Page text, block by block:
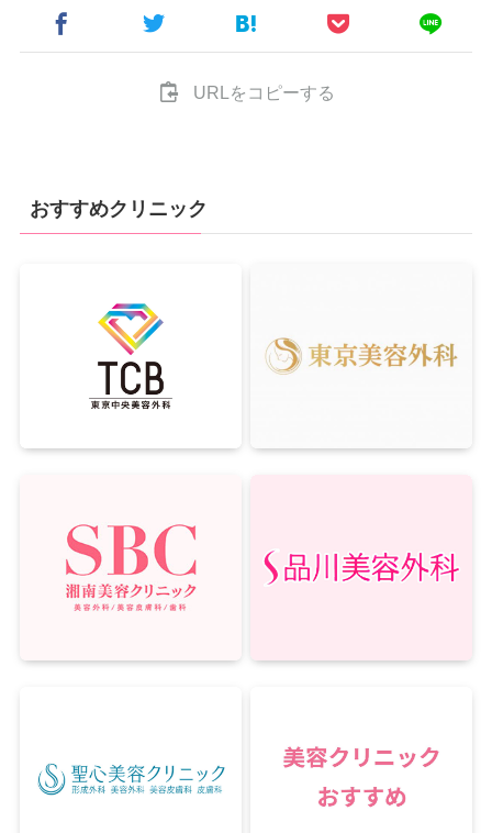
URLをコピーする
おすすめクリニック